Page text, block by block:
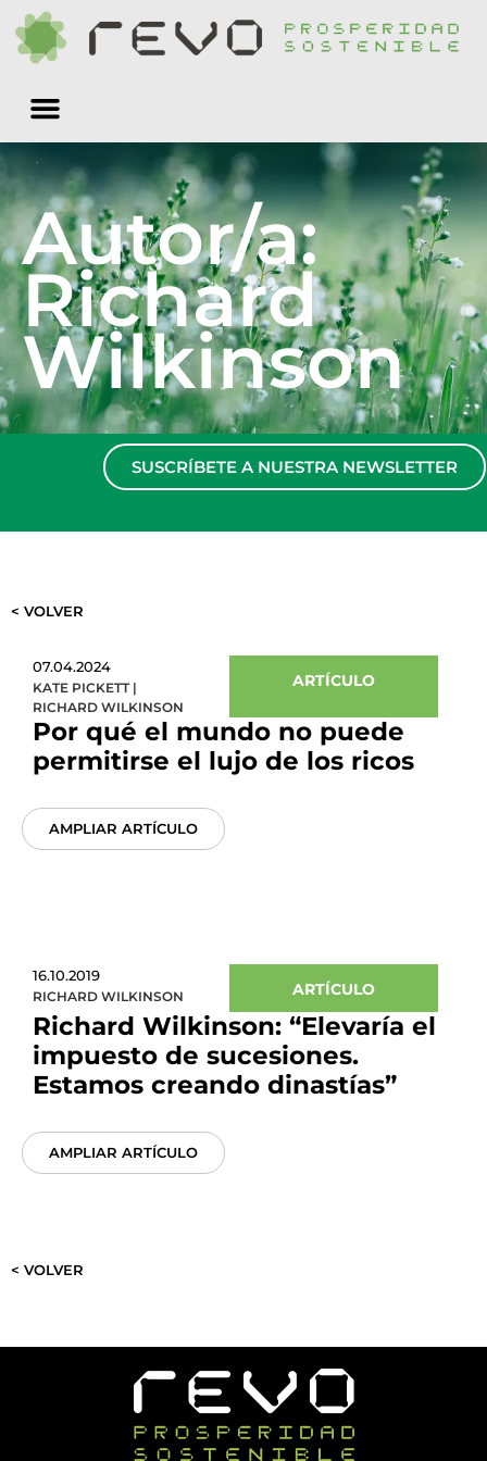
Autor/a:
Richard
Wilkinson
SUSCRÍBETE A NUESTRA NEWSLETTER
< VOLVER
07.04.2024
KATE PICKETT|
RICHARD WILKINSON
ARTÍCULO
Por qué el mundo no puede
permitirse el lujo de los ricos
AMPLIAR ARTÍCULO
16.10.2019
RICHARD WILKINSON ARTÍCULO
Richard Wilkinson: “Elevaría el
impuesto de sucesiones.
Estamos creando dinastías”
AMPLIAR ARTÍCULO
< VOLVER